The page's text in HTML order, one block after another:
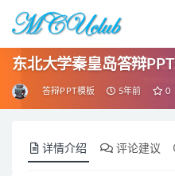
东北大学秦皇岛答辩PPT
答辩PPT模板 5年前 0
详情介绍 评论建议